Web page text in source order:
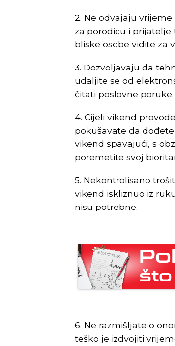
2. Ne odvajaju
za porodicu i
bliske osobe vidite za
3. Dozvoljavaju da
udaljite se od
čitati poslovne poruke.
4. Cijeli vikend
pokušavate da
vikend spavajući, s
poremetite svoj
5. Nekontrolisano
vikend iskliznuo iz
nisu potrebne.
6. Ne razmišljate o
teško je izdvojiti